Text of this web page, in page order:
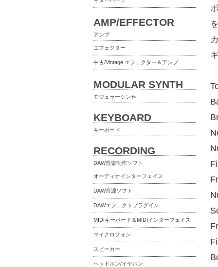
AMP/EFFECTOR
アンプ
エフェクター
中古/Vintage エフェクター＆アンプ
MODULAR SYNTH
モジュラーシンセ
KEYBOARD
キーボード
RECORDING
DAW音楽制作ソフト
オーディオインターフェイス
DAW音源ソフト
DAWエフェクトプラグイン
MIDIキーボード＆MIDIインターフェイス
マイクロフォン
スピーカー
ヘッドホン/イヤホン